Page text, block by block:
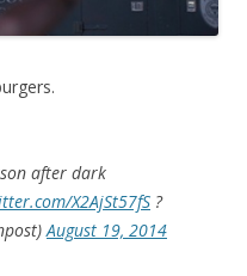
after dark
X2AjSt57fS ?
August 19, 2014